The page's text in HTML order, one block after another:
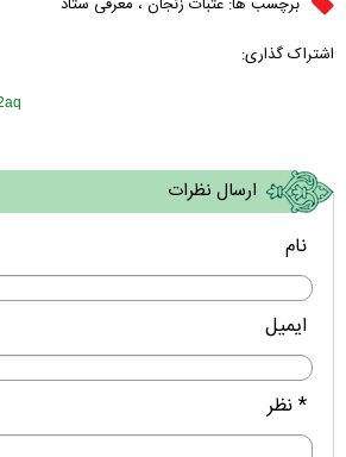
اشتراک گذاری:
ارسال نظرات
نام
ایمیل
* نظر